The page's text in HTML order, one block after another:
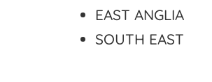
EAST ANGLIA
SOUTH EAST